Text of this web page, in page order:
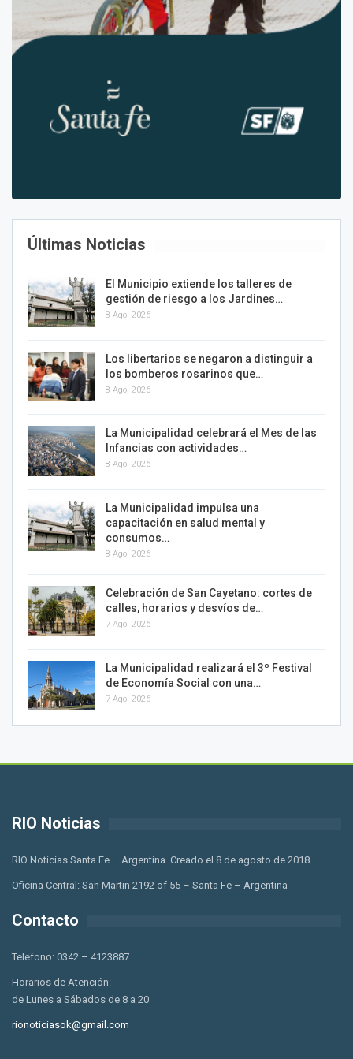
Últimas Noticias
El Municipio extiende los talleres de
gestión de riesgo a los Jardines…
8 Ago, 2026
Los libertarios se negaron a distinguir a
los bomberos rosarinos que…
8 Ago, 2026
La Municipalidad celebrará el Mes de las
Infancias con actividades…
8 Ago, 2026
La Municipalidad impulsa una
capacitación en salud mental y
consumos…
8 Ago, 2026
Celebración de San Cayetano: cortes de
calles, horarios y desvíos de…
7 Ago, 2026
La Municipalidad realizará el 3º Festival
de Economía Social con una…
7 Ago, 2026
RIO Noticias
RIO Noticias Santa Fe – Argentina. Creado el 8 de agosto de 2018.
Oficina Central: San Martin 2192 of 55 – Santa Fe – Argentina
Contacto
Telefono: 0342 – 4123887
Horarios de Atención:
de Lunes a Sábados de 8 a 20
rionoticiasok@gmail.com